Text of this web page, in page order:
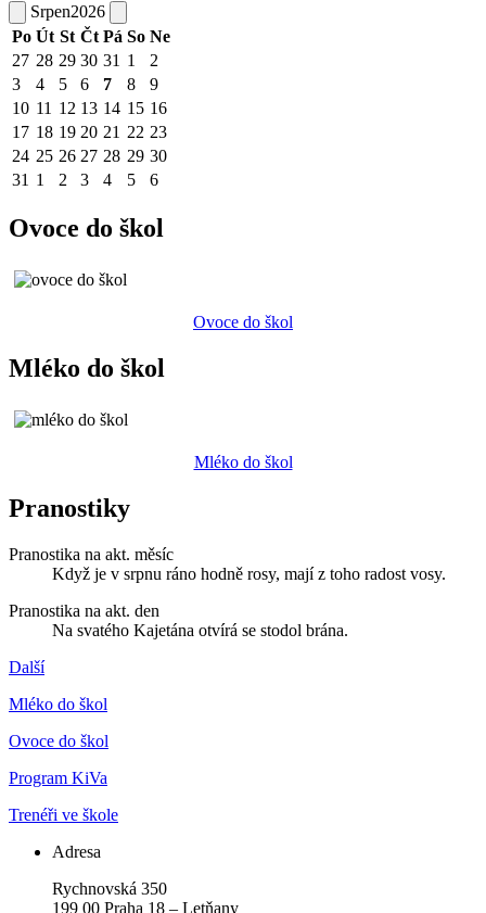
Srpen2026
Po Út St Čt Pá So Ne
27 28 29 30 31 1
2
3
4 5 6 7 8
9
10 11 12 13 14 15 16
17 18 19 20 21 22 23
24 25 26 27 28 29 30
31 1 2 3 4 5 6
Ovoce do škol
Ovoce do škol
Mléko do škol
Mléko do škol
Pranostiky
Pranostika na akt. měsíc
Když je v srpnu ráno hodně rosy, mají z toho radost vosy.
Pranostika na akt. den
Na svatého Kajetána otvírá se stodol brána.
Další
Mléko do škol
Ovoce do škol
Program KiVa
Trenéři ve škole
Adresa
Rychnovská 350
199 00 Praha 18 – Letňany